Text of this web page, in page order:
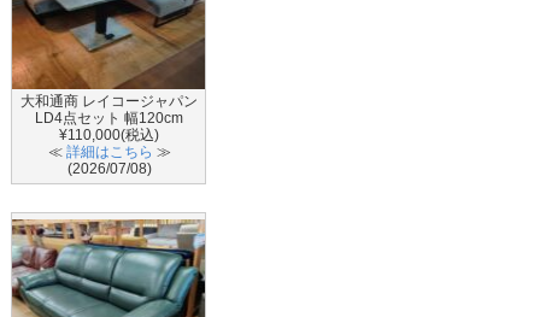
大和通商 レイコージャパン
LD4点セット 幅120cm
¥110,000(税込)
≪ 詳細はこちら ≫
(2026/07/08)